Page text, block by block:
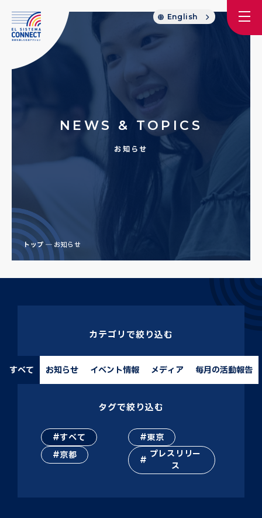
English
NEWS & TOPICS
お知らせ
トップ お知らせ
カテゴリで絞り込む
すべて お知らせ イベント情報 メディア 毎月の活動報告
タグで絞り込む
すべて
東京
京都
プレスリリー
ス